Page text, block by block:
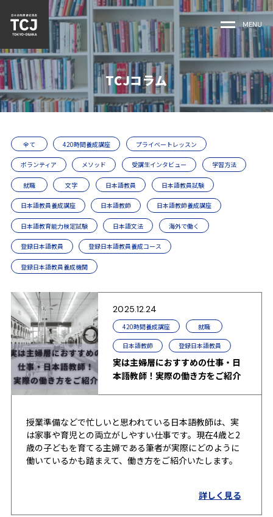
MENU
TCJコラム
全て 420時間養成講座 プライベートレッスン
ボランティア メソッド 受講生インタビュー 学習方法
就職 文字 日本語教員 日本語教員試験
日本語教員養成講座 日本語教師 日本語教師養成講座
日本語教育能力検定試験 日本語文法 海外で働く
登録日本語教員 登録日本語教員養成コース
登録日本語教員養成機関
2025.12.24
420時間養成講座 就職
日本語教師 登録日本語教員
実は主婦層におすすめの仕事・日
本語教師！実際の働き方をご紹介
授業準備などで忙しいと思われている日本語教師は、実
は家事や育児との両立がしやすい仕事です。現在4歳と2
歳の子どもを育てる主婦である筆者が実際にどのように
働いているかも踏まえて、働き方をご紹介いたします。
詳しく見る